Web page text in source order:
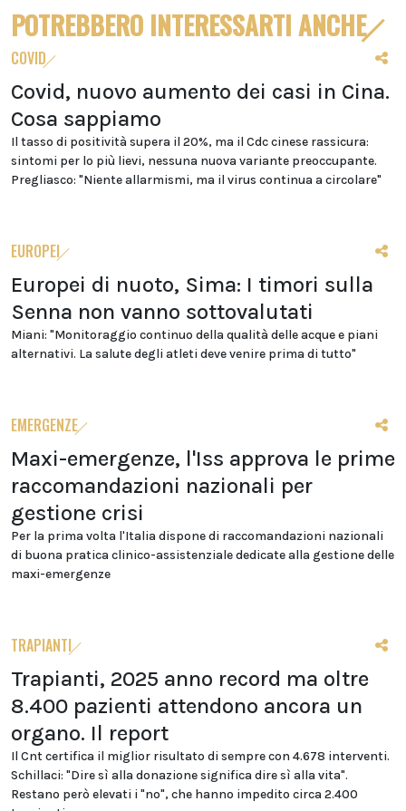
POTREBBERO INTERESSARTI ANCHE
COVID
Covid, nuovo aumento dei casi in Cina.
Cosa sappiamo
Il tasso di positività supera il 20%, ma il Cdc cinese rassicura:
sintomi per lo più lievi, nessuna nuova variante preoccupante.
Pregliasco: "Niente allarmismi, ma il virus continua a circolare"
EUROPEI
Europei di nuoto, Sima: I timori sulla
Senna non vanno sottovalutati
Miani: "Monitoraggio continuo della qualità delle acque e piani
alternativi. La salute degli atleti deve venire prima di tutto"
EMERGENZE
Maxi-emergenze, l'Iss approva le prime
raccomandazioni nazionali per
gestione crisi
Per la prima volta l'Italia dispone di raccomandazioni nazionali
di buona pratica clinico-assistenziale dedicate alla gestione delle
maxi-emergenze
TRAPIANTI
Trapianti, 2025 anno record ma oltre
8.400 pazienti attendono ancora un
organo. Il report
Il Cnt certifica il miglior risultato di sempre con 4.678 interventi.
Schillaci: "Dire sì alla donazione significa dire sì alla vita".
Restano però elevati i "no", che hanno impedito circa 2.400